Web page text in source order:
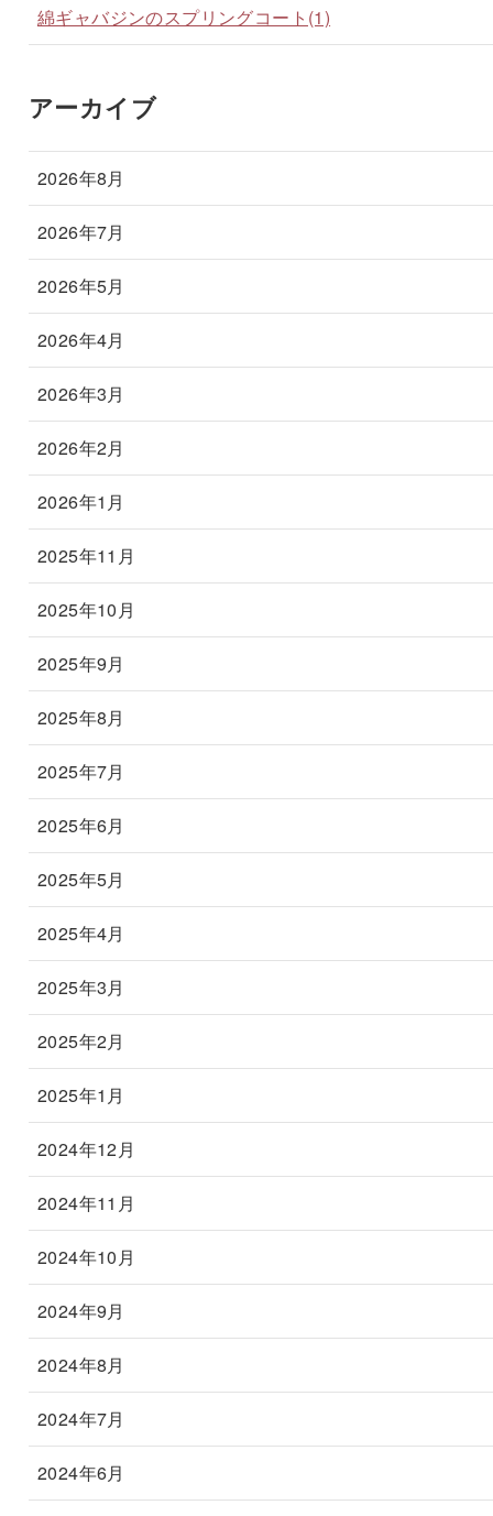
綿ギャバジンのスプリングコート(1)
アーカイブ
2026年8月
2026年7月
2026年5月
2026年4月
2026年3月
2026年2月
2026年1月
2025年11月
2025年10月
2025年9月
2025年8月
2025年7月
2025年6月
2025年5月
2025年4月
2025年3月
2025年2月
2025年1月
2024年12月
2024年11月
2024年10月
2024年9月
2024年8月
2024年7月
2024年6月